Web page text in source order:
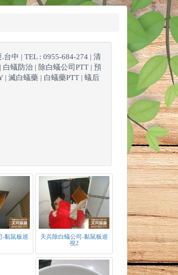
中 | TEL : 0955-684-274 | 清
蟻防治 | 除白蟻公司PTT | 預
| 滅白蟻藥 | 白蟻藥PTT | 蟻后
-黏鼠板巡
天兵除白蟻公司-黏鼠板巡
視2